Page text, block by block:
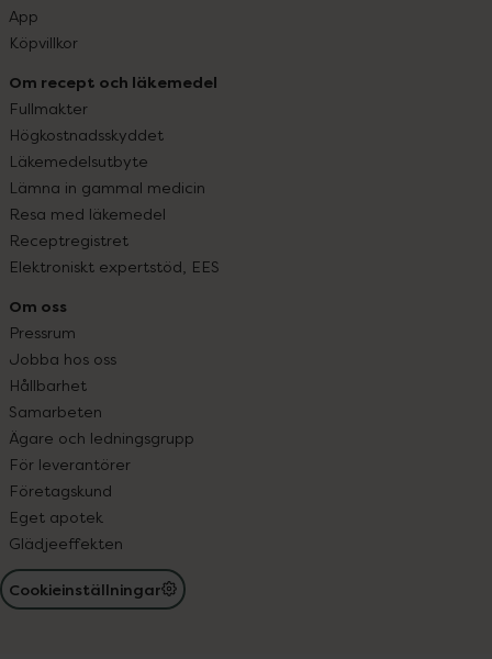
App
Köpvillkor
Om recept och läkemedel
Fullmakter
Högkostnadsskyddet
Läkemedelsutbyte
Lämna in gammal medicin
Resa med läkemedel
Receptregistret
Elektroniskt expertstöd, EES
Om oss
Pressrum
Jobba hos oss
Hållbarhet
Samarbeten
Ägare och ledningsgrupp
För leverantörer
Företagskund
Eget apotek
Glädjeeffekten
Cookieinställningar